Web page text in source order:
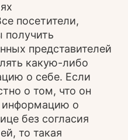
посетители,
получить
представителей
какую-либо
о себе. Если
о том, что он
информацию о
без согласия
то такая